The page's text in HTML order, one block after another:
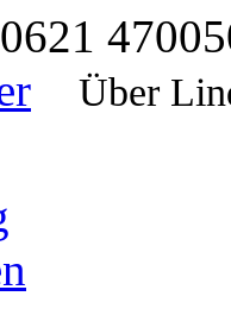
0621
Über